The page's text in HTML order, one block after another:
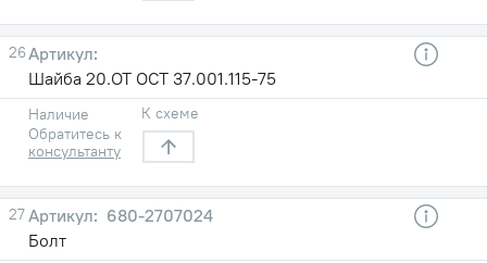
26
Шайба 20.ОТ ОСТ 37.001.115-75
Наличие
Обратитесь к
консультанту
К схеме
27
680-2707024
Болт